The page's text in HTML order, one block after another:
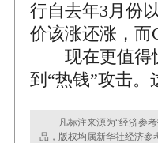
行自去年3月份
价该涨还涨，而
现在更值得忧
到“热钱”攻击
凡标注来源为“经济参考
品，版权均属新华社经济参